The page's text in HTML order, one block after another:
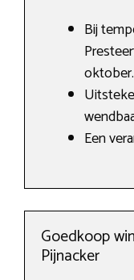
Bij
oktober.
Een
Goedkoop
Pijnacker